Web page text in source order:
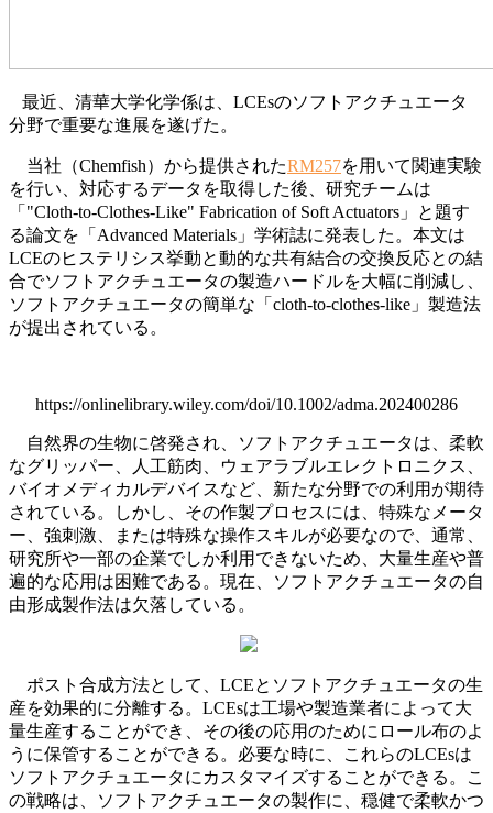
最近、清華大学化学係は、LCEsのソフトアクチュエータ
分野で重要な進展を遂げた。
当社（Chemfish）から提供されたRM257を用いて関連実験
を行い、対応するデータを取得した後、研究チームは
「"Cloth-to-Clothes-Like" Fabrication of Soft Actuators」と題す
る論文を「Advanced Materials」学術誌に発表した。本文は
LCEのヒステリシス挙動と動的な共有結合の交換反応との結
合でソフトアクチュエータの製造ハードルを大幅に削減し、
ソフトアクチュエータの簡単な「cloth-to-clothes-like」製造法
が提出されている。
https://onlinelibrary.wiley.com/doi/10.1002/adma.202400286
自然界の生物に啓発され、ソフトアクチュエータは、柔軟
なグリッパー、人工筋肉、ウェアラブルエレクトロニクス、
バイオメディカルデバイスなど、新たな分野での利用が期待
されている。しかし、その作製プロセスには、特殊なメータ
ー、強刺激、または特殊な操作スキルが必要なので、通常、
研究所や一部の企業でしか利用できないため、大量生産や普
遍的な応用は困難である。現在、ソフトアクチュエータの自
由形成製作法は欠落している。
ポスト合成方法として、LCEとソフトアクチュエータの生
産を効果的に分離する。LCEsは工場や製造業者によって大
量生産することができ、その後の応用のためにロール布のよ
うに保管することができる。必要な時に、これらのLCEsは
ソフトアクチュエータにカスタマイズすることができる。こ
の戦略は、ソフトアクチュエータの製作に、穏健で柔軟かつ